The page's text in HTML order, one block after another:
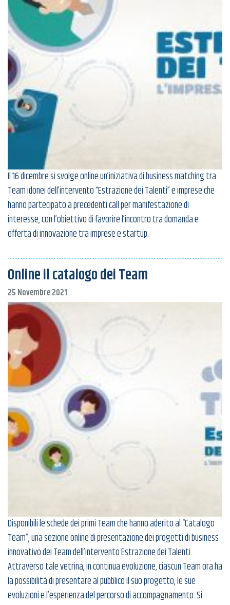
Il 16 dicembre si svolge online un’iniziativa di business matching tra
Team idonei dell’intervento “Estrazione dei Talenti” e imprese che
hanno partecipato a precedenti call per manifestazione di
interesse, con l’obiettivo di favorire l’incontro tra domanda e
offerta di innovazione tra imprese e startup.
Online il catalogo dei Team
25 Novembre 2021
Disponibili le schede dei primi Team che hanno aderito al “Catalogo
Team”, una sezione online di presentazione dei progetti di business
innovativo dei Team dell’intervento Estrazione dei Talenti.
Attraverso tale vetrina, in continua evoluzione, ciascun Team ora ha
la possibilità di presentare al pubblico il suo progetto, le sue
evoluzioni e l’esperienza del percorso di accompagnamento. Si